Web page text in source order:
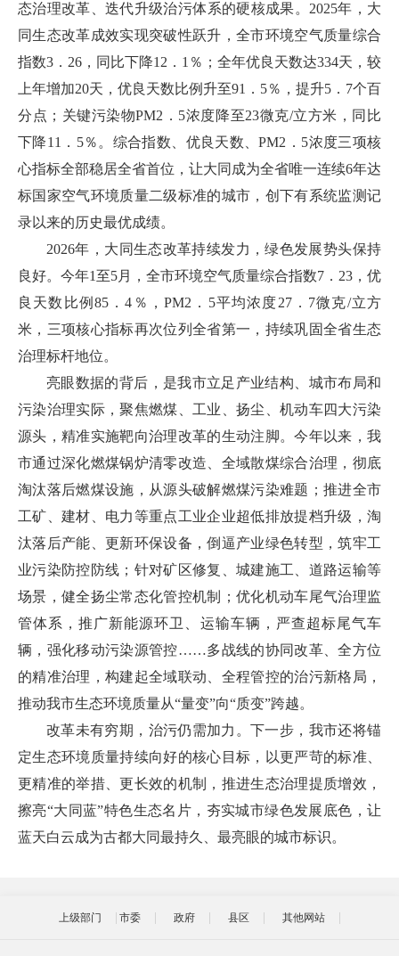
态治理改革、迭代升级治污体系的硬核成果。2025年，大
同生态改革成效实现突破性跃升，全市环境空气质量综合
指数3．26，同比下降12．1％；全年优良天数达334天，较
上年增加20天，优良天数比例升至91．5％，提升5．7个百
分点；关键污染物PM2．5浓度降至23微克/立方米，同比
下降11．5％。综合指数、优良天数、PM2．5浓度三项核
心指标全部稳居全省首位，让大同成为全省唯一连续6年达
标国家空气环境质量二级标准的城市，创下有系统监测记
录以来的历史最优成绩。
2026年，大同生态改革持续发力，绿色发展势头保持
良好。今年1至5月，全市环境空气质量综合指数7．23，优
良天数比例85．4％，PM2．5平均浓度27．7微克/立方
米，三项核心指标再次位列全省第一，持续巩固全省生态
治理标杆地位。
亮眼数据的背后，是我市立足产业结构、城市布局和
污染治理实际，聚焦燃煤、工业、扬尘、机动车四大污染
源头，精准实施靶向治理改革的生动注脚。今年以来，我
市通过深化燃煤锅炉清零改造、全域散煤综合治理，彻底
淘汰落后燃煤设施，从源头破解燃煤污染难题；推进全市
工矿、建材、电力等重点工业企业超低排放提档升级，淘
汰落后产能、更新环保设备，倒逼产业绿色转型，筑牢工
业污染防控防线；针对矿区修复、城建施工、道路运输等
场景，健全扬尘常态化管控机制；优化机动车尾气治理监
管体系，推广新能源环卫、运输车辆，严查超标尾气车
辆，强化移动污染源管控……多战线的协同改革、全方位
的精准治理，构建起全域联动、全程管控的治污新格局，
推动我市生态环境质量从“量变”向“质变”跨越。
改革未有穷期，治污仍需加力。下一步，我市还将锚
定生态环境质量持续向好的核心目标，以更严苛的标准、
更精准的举措、更长效的机制，推进生态治理提质增效，
擦亮“大同蓝”特色生态名片，夯实城市绿色发展底色，让
蓝天白云成为古都大同最持久、最亮眼的城市标识。
上级部门 市委 政府 县区 其他网站